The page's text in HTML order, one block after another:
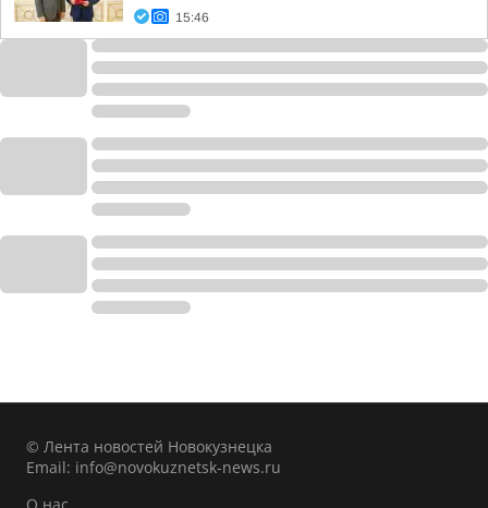
15:46
© Лента новостей Новокузнецка
Email: info@novokuznetsk-news.ru